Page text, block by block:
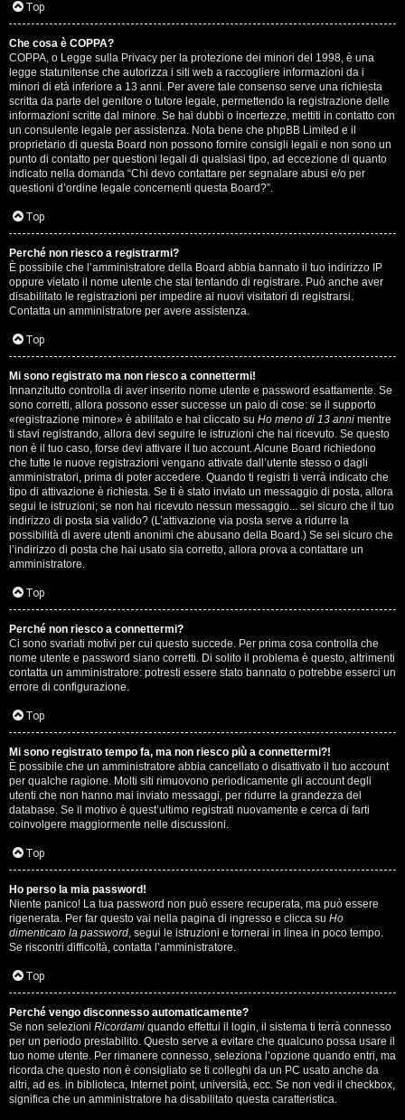
A
r
g
o
m
e
n
t
i
s
e
n
z
a
r
i
s
p
o
s
t
a
A
r
g
o
m
e
n
t
i
a
t
Top
Che cosa è COPPA?
COPPA, o Legge sulla Privacy per la protezione dei minori del 1998, è una
legge statunitense che autorizza i siti web a raccogliere informazioni da i
minori di età inferiore a 13 anni. Per avere tale consenso serve una richiesta
scritta da parte del genitore o tutore legale, permettendo la registrazione delle
informazioni scritte dal minore. Se hai dubbi o incertezze, mettiti in contatto con
un consulente legale per assistenza. Nota bene che phpBB Limited e il
proprietario di questa Board non possono fornire consigli legali e non sono un
punto di contatto per questioni legali di qualsiasi tipo, ad eccezione di quanto
indicato nella domanda “Chi devo contattare per segnalare abusi e/o per
questioni d’ordine legale concernenti questa Board?”.
Top
Perché non riesco a registrarmi?
È possibile che l’amministratore della Board abbia bannato il tuo indirizzo IP
oppure vietato il nome utente che stai tentando di registrare. Può anche aver
disabilitato le registrazioni per impedire ai nuovi visitatori di registrarsi.
Contatta un amministratore per avere assistenza.
Top
Mi sono registrato ma non riesco a connettermi!
Innanzitutto controlla di aver inserito nome utente e password esattamente. Se
sono corretti, allora possono esser successe un paio di cose: se il supporto
«registrazione minore» è abilitato e hai cliccato su Ho meno di 13 anni mentre
ti stavi registrando, allora devi seguire le istruzioni che hai ricevuto. Se questo
non è il tuo caso, forse devi attivare il tuo account. Alcune Board richiedono
che tutte le nuove registrazioni vengano attivate dall’utente stesso o dagli
amministratori, prima di poter accedere. Quando ti registri ti verrà indicato che
tipo di attivazione è richiesta. Se ti è stato inviato un messaggio di posta, allora
segui le istruzioni; se non hai ricevuto nessun messaggio... sei sicuro che il tuo
indirizzo di posta sia valido? (L’attivazione via posta serve a ridurre la
possibilità di avere utenti anonimi che abusano della Board.) Se sei sicuro che
l’indirizzo di posta che hai usato sia corretto, allora prova a contattare un
amministratore.
Top
Perché non riesco a connettermi?
Ci sono svariati motivi per cui questo succede. Per prima cosa controlla che
nome utente e password siano corretti. Di solito il problema è questo, altrimenti
contatta un amministratore: potresti essere stato bannato o potrebbe esserci un
errore di configurazione.
Top
Mi sono registrato tempo fa, ma non riesco più a connettermi?!
È possibile che un amministratore abbia cancellato o disattivato il tuo account
per qualche ragione. Molti siti rimuovono periodicamente gli account degli
utenti che non hanno mai inviato messaggi, per ridurre la grandezza del
database. Se il motivo è quest’ultimo registrati nuovamente e cerca di farti
coinvolgere maggiormente nelle discussioni.
Top
Ho perso la mia password!
Niente panico! La tua password non può essere recuperata, ma può essere
rigenerata. Per far questo vai nella pagina di ingresso e clicca su Ho
dimenticato la password, segui le istruzioni e tornerai in linea in poco tempo.
Se riscontri difficoltà, contatta l’amministratore.
Top
Perché vengo disconnesso automaticamente?
Se non selezioni Ricordami quando effettui il login, il sistema ti terrà connesso
per un periodo prestabilito. Questo serve a evitare che qualcuno possa usare il
tuo nome utente. Per rimanere connesso, seleziona l’opzione quando entri, ma
ricorda che questo non è consigliato se ti colleghi da un PC usato anche da
altri, ad es. in biblioteca, Internet point, università, ecc. Se non vedi il checkbox,
significa che un amministratore ha disabilitato questa caratteristica.
T
o
p
i
c
A
t
t
i
v
i
G
i
g
i
D
'
A
g
o
s
t
i
n
o
i
n
T
o
u
r
M
u
s
i